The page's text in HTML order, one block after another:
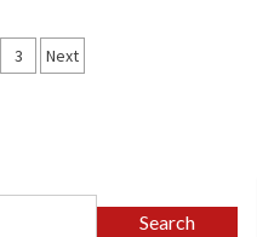
3 Next
Search